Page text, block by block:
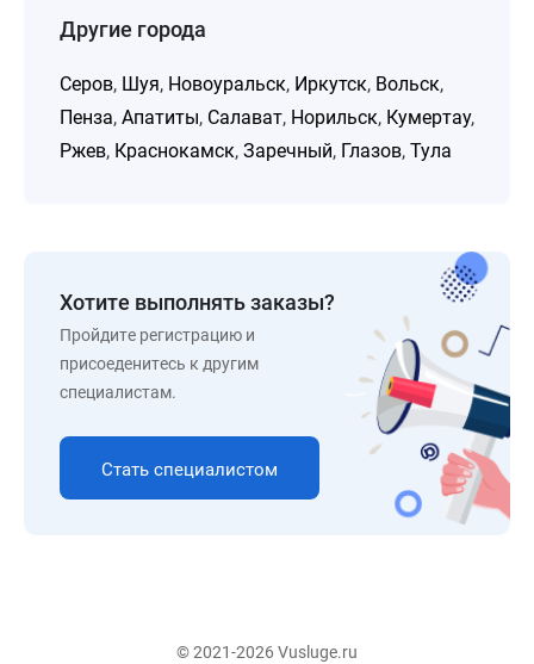
Другие города
Серов, Шуя, Новоуральск, Иркутск, Вольск,
Пенза, Апатиты, Салават, Норильск, Кумертау,
Ржев, Краснокамск, Заречный, Глазов, Тула
Хотите выполнять заказы?
Пройдите регистрацию и
присоеденитесь к другим
специалистам.
Стать специалистом
© 2021-2026 Vusluge.ru